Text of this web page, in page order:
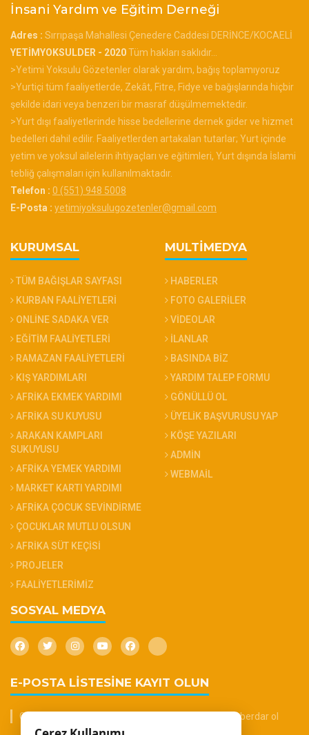
İnsani Yardım ve Eğitim Derneği
Adres : Sırrıpaşa Mahallesi Çenedere Caddesi DERİNCE/KOCAELİ
YETİMYOKSULDER - 2020Tüm hakları saklıdır...
>Yetimi Yoksulu Gözetenler olarak yardım, bağış toplamıyoruz
>Yurtiçi tüm faaliyetlerde, Zekât, Fitre, Fidye ve bağışlarında hiçbir
şekilde idari veya benzeri bir masraf düşülmemektedir.
>Yurt dışı faaliyetlerinde hisse bedellerine dernek gider ve hizmet
bedelleri dahil edilir. Faaliyetlerden artakalan tutarlar; Yurt içinde
yetim ve yoksul ailelerin ihtiyaçları ve eğitimleri, Yurt dışında İslami
tebliğ çalışmaları için kullanılmaktadır.
Telefon : 0 (551) 948 5008
E-Posta : yetimiyoksulugozetenler@gmail.com
KURUMSAL
TÜM BAĞIŞLAR SAYFASI
KURBAN FAALİYETLERİ
ONLİNE SADAKA VER
EĞİTİM FAALİYETLERİ
RAMAZAN FAALİYETLERİ
KIŞ YARDIMLARI
AFRİKA EKMEK YARDIMI
AFRİKA SU KUYUSU
ARAKAN KAMPLARI
SUKUYUSU
AFRİKA YEMEK YARDIMI
MARKET KARTI YARDIMI
AFRİKA ÇOCUK SEVİNDİRME
ÇOCUKLAR MUTLU OLSUN
AFRİKA SÜT KEÇİSİ
PROJELER
FAALİYETLERİMİZ
MULTİMEDYA
HABERLER
FOTO GALERİLER
VİDEOLAR
İLANLAR
BASINDA BİZ
YARDIM TALEP FORMU
GÖNÜLLÜ OL
ÜYELİK BAŞVURUSU YAP
KÖŞE YAZILARI
ADMİN
WEBMAİL
SOSYAL MEDYA
E-POSTA LİSTESİNE KAYIT OLUN
Güncel haberler, duyurular ve ihalelerden anında haberdar ol